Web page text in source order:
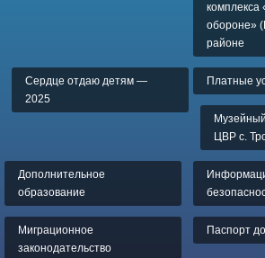
комплекса
обороне»
районе
Сердце отдаю детям —
2025
Платные
ЦВР с.
Дополнительное
образование
Миграционное
законодательство
Паспорт